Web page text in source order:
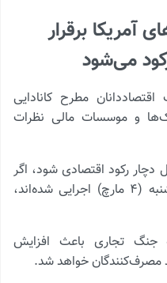
آمریکا برقرار
می‌شود
مطرح کانادایی
و موسسات مالی نظرات
دچار رکود اقتصادی شود، اگر
تعرفه‌های آمریکا که از امروز سه‌شنبه (۴ مارچ) اجرایی شده‌اند،
جنگ تجاری باعث افزایش
مصرف‌کنندگان خواهد شد.